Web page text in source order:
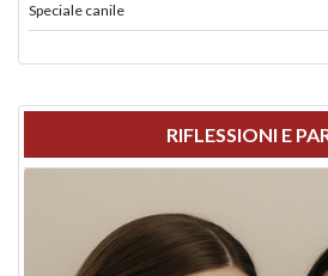
Speciale canile
RIFLESSIONI E